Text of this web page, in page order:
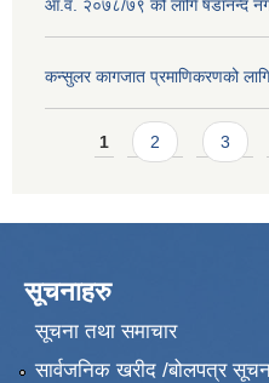
आ.व. २०७८/७९ को लागि षडानन्द
कन्सुलर कागजात प्रमाणिकरणको
Pages
1 2 3
सूचनाहरु
सूचना तथा समाचार
सार्वजनिक खरीद /बोलपत्र